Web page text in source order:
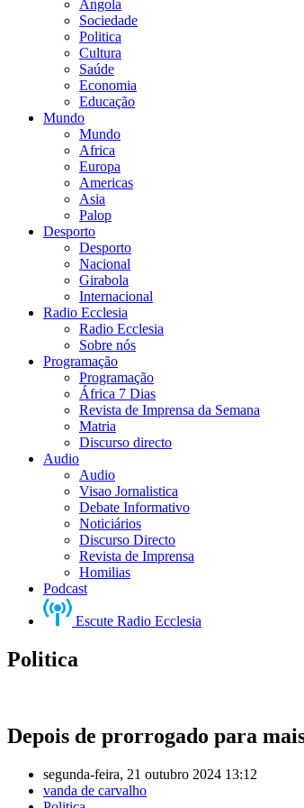
Angola
Sociedade
Politica
Cultura
Saúde
Economia
Educação
Mundo
Mundo
Africa
Europa
Americas
Asia
Palop
Desporto
Desporto
Nacional
Girabola
Internacional
Radio Ecclesia
Radio Ecclesia
Sobre nós
Programação
Programação
África 7 Dias
Revista de Imprensa da Semana
Matria
Discurso directo
Audio
Audio
Visao Jornalistica
Debate Informativo
Noticiários
Discurso Directo
Revista de Imprensa
Homilias
Podcast
Escute Radio Ecclesia
Politica
Depois de prorrogado para
segunda-feira, 21 outubro 2024 13:12
vanda de carvalho